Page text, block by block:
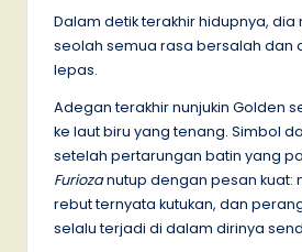
Dalam detik terakhir hidupnya,
seolah semua rasa bersalah dan
lepas.
Adegan terakhir nunjukin Golden
ke laut biru yang tenang. Simbol
setelah pertarungan batin yang
Furiozanutup dengan pesan kuat:
rebut ternyata kutukan, dan
selalu terjadi di dalam dirinya